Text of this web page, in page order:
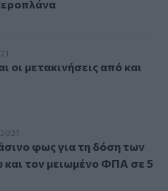
οι μετακινήσεις από και προς
οι μετακινήσεις από και
φως για τη δόση των 748
φως για τη δόση των
και τον μειωμένο ΦΠΑ σε 5